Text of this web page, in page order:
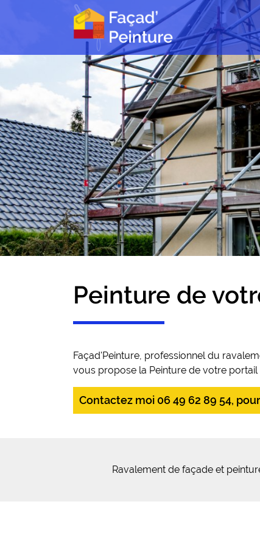
Peinture de
Façad'Peinture, professionnel du
vous propose la Peinture de votre
Contactez moi 06 49 62 89 54,
Ravalement de façade et